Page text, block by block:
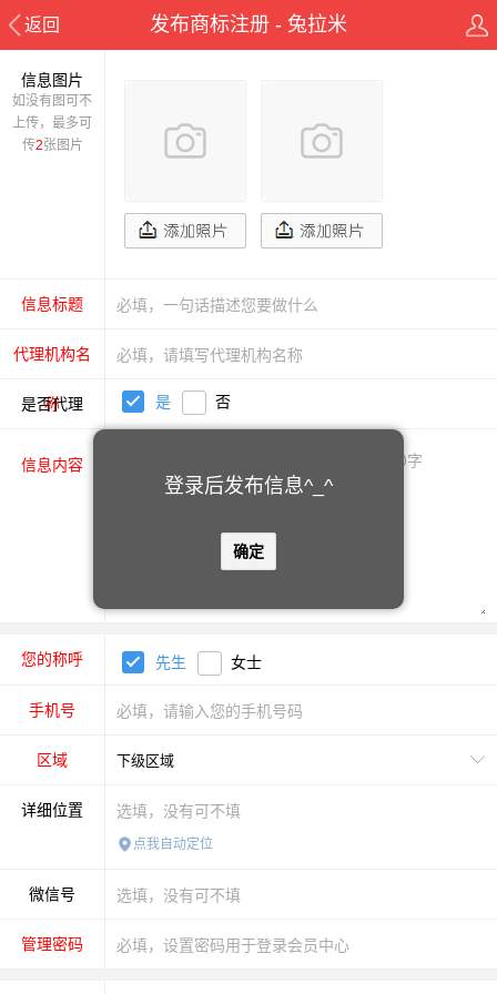
登录后发布信息^_^
确定
返回 发布商标注册 - 兔拉米
信息图片
如没有图可不
上传，最多可
传2张图片
信息标题
代理机构名
称
是否代理 是 否
信息内容
您的称呼 先生 女士
手机号
区域
详细位置
点我自动定位
微信号
管理密码